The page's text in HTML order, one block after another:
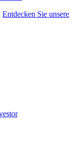
Entdecken Sie unsere